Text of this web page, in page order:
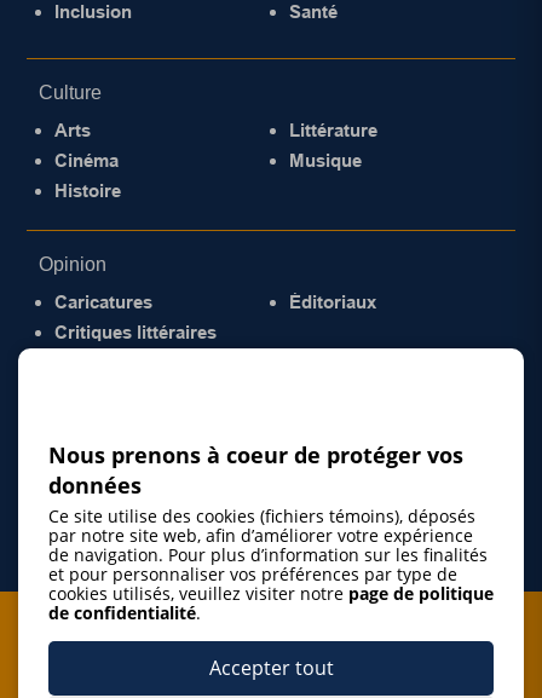
Inclusion
Santé
Culture
Arts
Cinéma
Histoire
Littérature
Musique
Opinion
Caricatures
Critiques littéraires
Éditoriaux
Je m'abonne à l'infolettre
Nous prenons à coeur de protéger vos
données
Ce site utilise des cookies (fichiers témoins), déposés
par notre site web, afin d’améliorer votre expérience
de navigation. Pour plus d’information sur les finalités
et pour personnaliser vos préférences par type de
cookies utilisés, veuillez visiter notre page de politique
de confidentialité.
Accepter tout